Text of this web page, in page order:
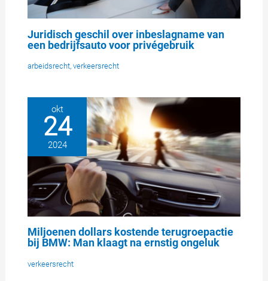
Juridisch geschil over inbeslagname van
een bedrijfsauto voor privégebruik
arbeidsrecht,verkeersrecht
okt
24
2024
Miljoenen dollars kostende terugroepactie
bij BMW: Man klaagt na ernstig ongeluk
verkeersrecht